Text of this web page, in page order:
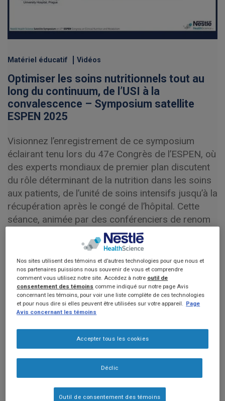
Matériel éducatif Vidéos
Optimiser les soins nutritionnels tout au
long du continuum, de l’USI à la
convalescence – Symposium satellite
ESPEN 2025
Visionnez l’enregistrement de ce symposium
éclairant tenu lors du 47e Congrès de l’ESPEN, où
des experts mondiaux de premier plan discutent
du rôle déterminant de la nutrition dans les soins
aux patients, de l’unité de soins intensifs jusqu’à la
récupération après le congé de l’hôpital. Cette
séance, animée par des conférenciers de renom
tels que les Pr Pavel Kohout, Elisabeth De Waele,
Arthur van Zanten et Heather Keller, explore
comment des stratégies nutritionnelles ciblées
peuvent transformer considérablement les
résultats cliniques et optimiser la récupération à
travers les différentes transitions de soins.
EN SAVOIR PLUS
Maladies graves
Nos sites utilisent des témoins et d’autres technologies pour que nous et
nos partenaires puissions nous souvenir de vous et comprendre
comment vous utilisez notre site. Accédez à notre outil de
consentement des témoins comme indiqué sur notre page Avis
concernant les témoins, pour voir une liste complète de ces technologies
et pour nous dire si elles peuvent être utilisées sur votre appareil.
Page
Avis concernant les témoins
Déclic
Accepter tous les cookies
Outil de consentement des témoins